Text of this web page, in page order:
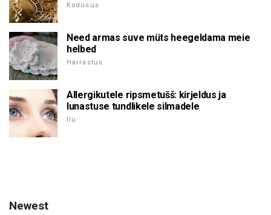
Kodusus
Need armas suve müts heegeldama meie
helbed
Harrastus
Allergikutele ripsmetušš: kirjeldus ja
lunastuse tundlikele silmadele
Ilu
Newest